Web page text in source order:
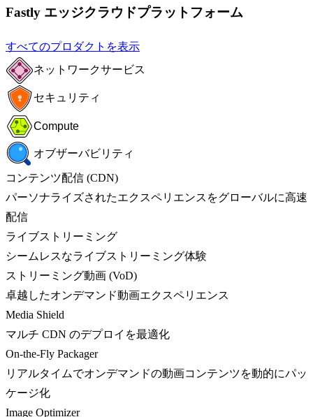
Fastly エッジクラウドプラットフォーム
すべてのプロダクトを表示
ネットワークサービス
セキュリティ
Compute
オブザーバビリティ
コンテンツ配信 (CDN)
パーソナライズされたエクスペリエンスをグローバルに高速
配信
ライブストリーミング
シームレスなライブストリーミング体験
ストリーミング動画 (VoD)
卓越したオンデマンド動画エクスペリエンス
Media Shield
マルチ CDN のデプロイを最適化
On-the-Fly Packager
リアルタイムでオンデマンドの動画コンテンツを動的にパッ
ケージ化
Image Optimizer